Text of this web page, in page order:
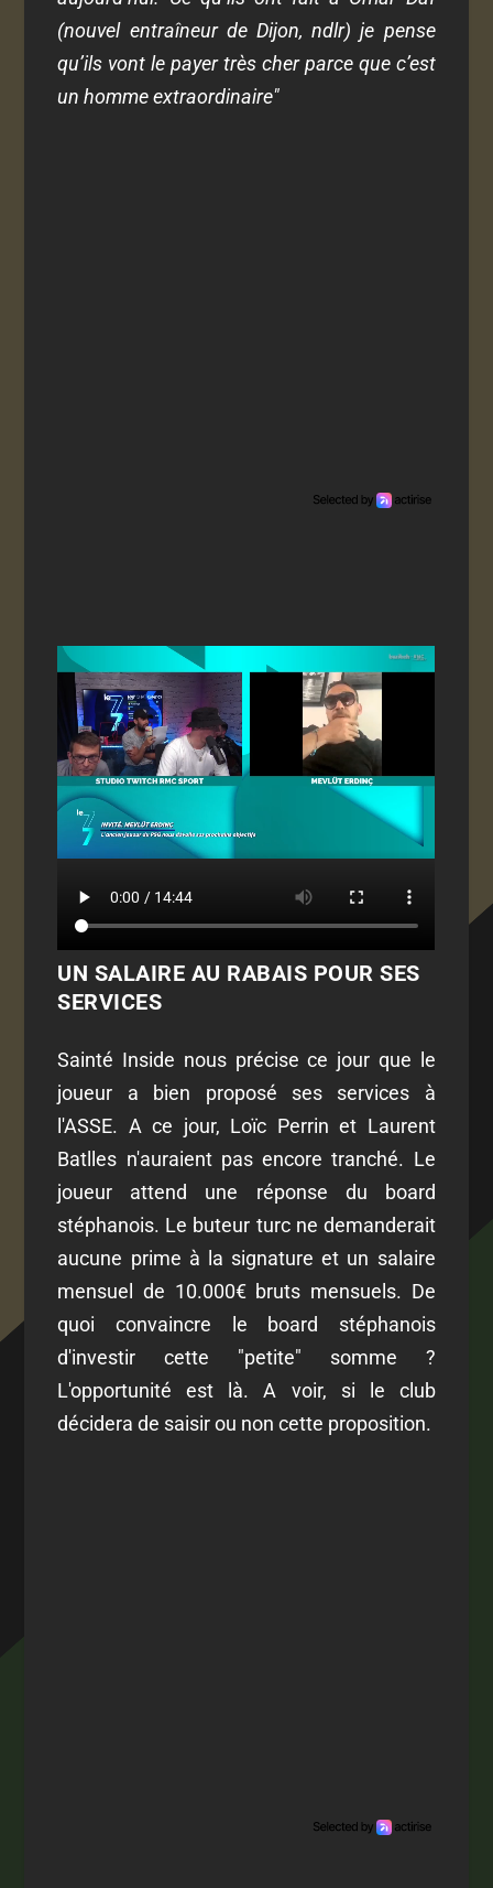
(nouvel entraîneur de Dijon, ndlr) je pense
qu’ils vont le payer très cher parce que c’est
un homme extraordinaire"
UN SALAIRE AU RABAIS POUR SES
SERVICES
Sainté Inside nous précise ce jour que le
joueur a bien proposé ses services à
l'ASSE. A ce jour, Loïc Perrin et Laurent
Batlles n'auraient pas encore tranché. Le
joueur attend une réponse du board
stéphanois. Le buteur turc ne demanderait
aucune prime à la signature et un salaire
mensuel de 10.000€ bruts mensuels. De
quoi convaincre le board stéphanois
d'investir cette "petite" somme ?
L'opportunité est là. A voir, si le club
décidera de saisir ou non cette proposition.